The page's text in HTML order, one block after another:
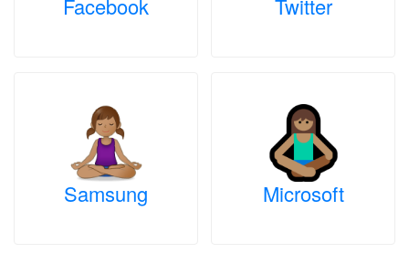
Facebook Twitter
Samsung Microsoft